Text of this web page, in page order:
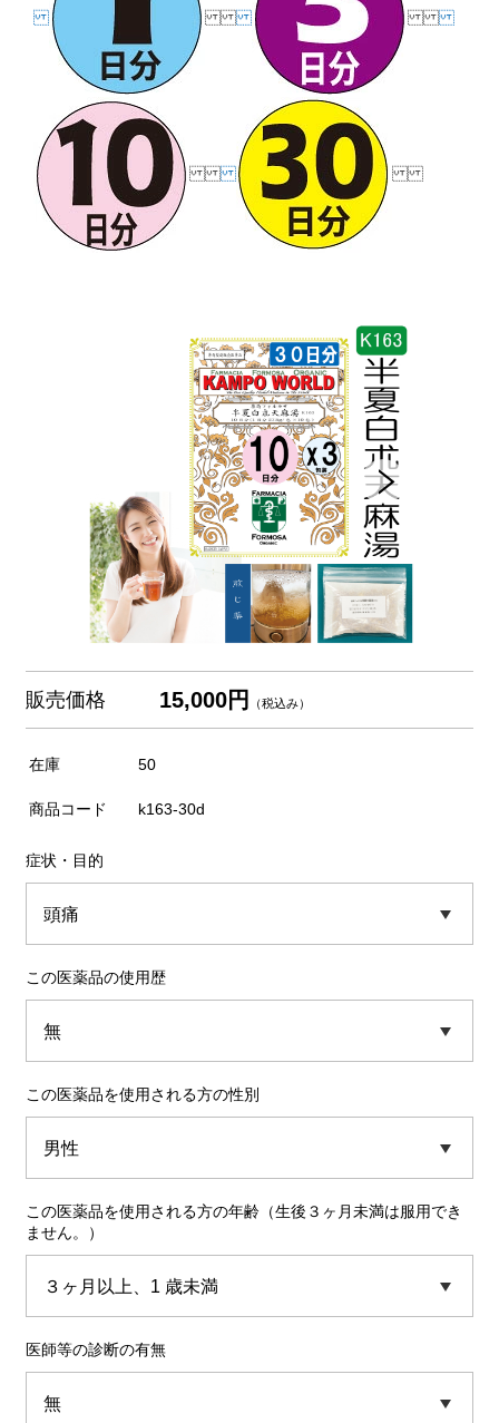
販売価格 15,000円 （税込み）
在庫 50
商品コード k163-30d
症状・目的
この医薬品の使用歴
この医薬品を使用される方の性別
この医薬品を使用される方の年齢（生後３ヶ月未満は服用でき
ません。）
医師等の診断の有無